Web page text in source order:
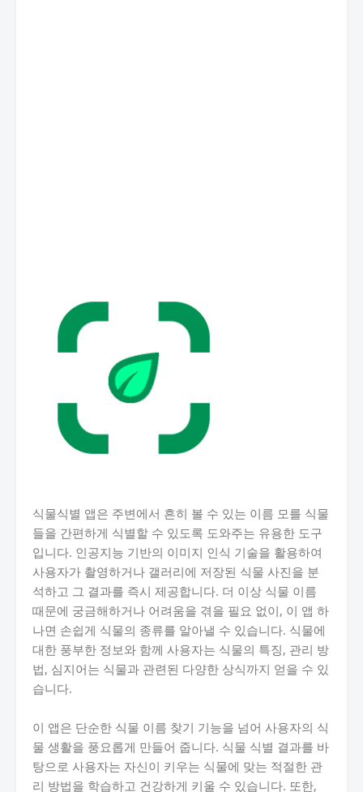
식물식별 앱은 주변에서 흔히 볼 수 있는 이름 모를 식물
들을 간편하게 식별할 수 있도록 도와주는 유용한 도구
입니다. 인공지능 기반의 이미지 인식 기술을 활용하여
사용자가 촬영하거나 갤러리에 저장된 식물 사진을 분
석하고 그 결과를 즉시 제공합니다. 더 이상 식물 이름
때문에 궁금해하거나 어려움을 겪을 필요 없이, 이 앱 하
나면 손쉽게 식물의 종류를 알아낼 수 있습니다. 식물에
대한 풍부한 정보와 함께 사용자는 식물의 특징, 관리 방
법, 심지어는 식물과 관련된 다양한 상식까지 얻을 수 있
습니다.
이 앱은 단순한 식물 이름 찾기 기능을 넘어 사용자의 식
물 생활을 풍요롭게 만들어 줍니다. 식물 식별 결과를 바
탕으로 사용자는 자신이 키우는 식물에 맞는 적절한 관
리 방법을 학습하고 건강하게 키울 수 있습니다. 또한,